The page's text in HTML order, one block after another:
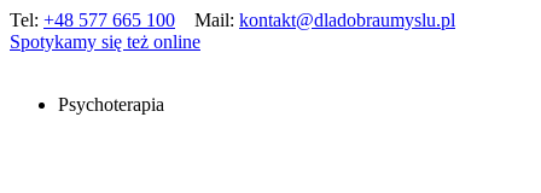
Tel: +48 577 665 100 Mail: kontakt@dladobraumyslu.pl
Spotykamy się też online
Psychoterapia